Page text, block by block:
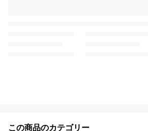
この商品のカテゴリー